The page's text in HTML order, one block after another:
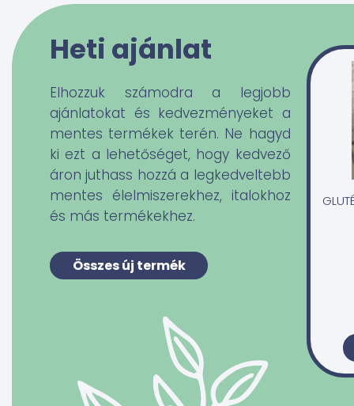
Heti ajánlat
Elhozzuk számodra a legjobb
ajánlatokat és kedvezményeket a
mentes termékek terén. Ne hagyd
ki ezt a lehetőséget, hogy kedvező
áron juthass hozzá a legkedveltebb
mentes élelmiszerekhez, italokhoz
és más termékekhez.
Összes új termék